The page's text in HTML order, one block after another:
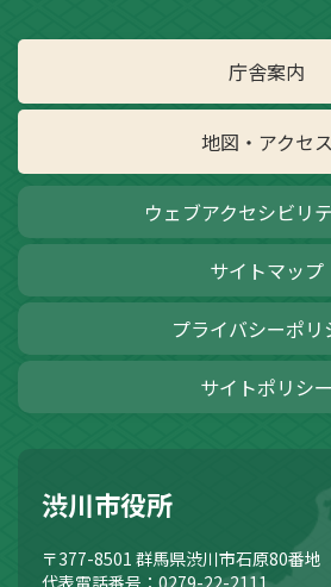
庁舎案内
地図・アクセス
ウェブアクセシビリ
サイトマップ
プライバシーポリ
サイトポリシー
渋川市役所
〒377-8501 群馬県渋川市石原80番地
代表電話番号：0279-22-2111